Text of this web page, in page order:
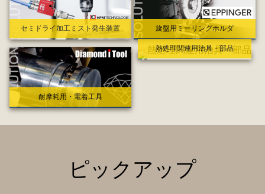
セミドライ加工ミスト発生装置 旋盤用ミーリングホルダ
耐摩耗用・電着工具
熱処理関連用治具・部品
ピックアップ